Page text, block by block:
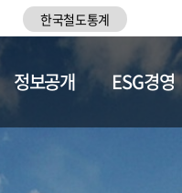
한국철도통계
정보공개 ESG경영